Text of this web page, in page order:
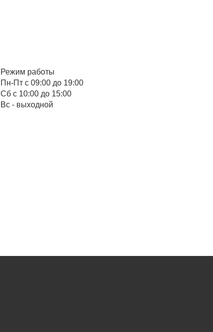
Режим работы
Пн-Пт с 09:00 до 19:00
Cб с 10:00 до 15:00
Вс - выходной